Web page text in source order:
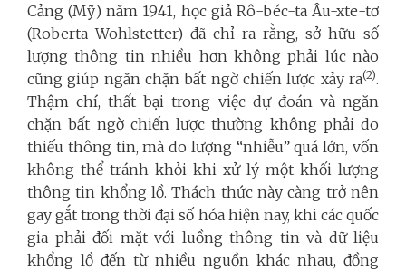
Cảng (Mỹ) năm 1941, học giả Rô-béc-ta Âu-xte-tơ
(Roberta Wohlstetter) đã chỉ ra rằng, sở hữu số
lượng thông tin nhiều hơn không phải lúc nào
cũng giúp ngăn chặn bất ngờ chiến lược xảy ra(2).
Thậm chí, thất bại trong việc dự đoán và ngăn
chặn bất ngờ chiến lược thường không phải do
thiếu thông tin, mà do lượng “nhiễu” quá lớn, vốn
không thể tránh khỏi khi xử lý một khối lượng
thông tin khổng lồ. Thách thức này càng trở nên
gay gắt trong thời đại số hóa hiện nay, khi các quốc
gia phải đối mặt với luồng thông tin và dữ liệu
khổng lồ đến từ nhiều nguồn khác nhau, đồng